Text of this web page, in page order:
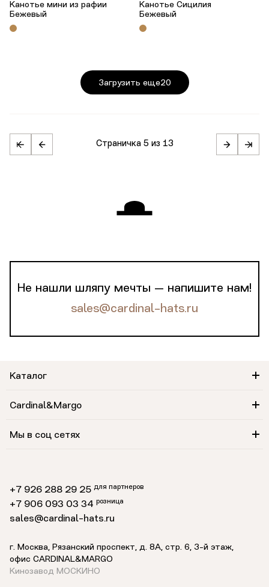
Канотье мини из рафии
Бежевый
Канотье Сицилия
Бежевый
Загрузить еще20
Страничка 5 из 13
Не нашли шляпу мечты — напишите нам!
sales@cardinal-hats.ru
Каталог
Cardinal&Margo
Мы в соц сетях
+7 926 288 29 25 для партнеров
+7 906 093 03 34 розница
sales@cardinal-hats.ru
г. Москва, Рязанский проспект, д. 8А, стр. 6, 3-й этаж,
офис CARDINAL&MARGO
Кинозавод МОСКИНО